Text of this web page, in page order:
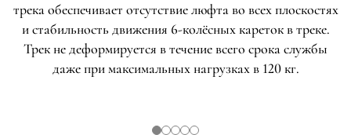
трека обеспечивает отсутствие люфта во всех плоскостях
и стабильность движения 6-колёсных кареток в треке.
Трек не деформируется в течение всего срока службы
даже при максимальных нагрузках в 120 кг.